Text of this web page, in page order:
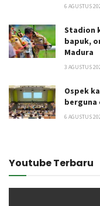
6 AGUSTUS
Stadion
bapuk,
Madura
3 AGUSTUS
Ospek
berguna
6 AGUSTUS
Youtube Terbaru